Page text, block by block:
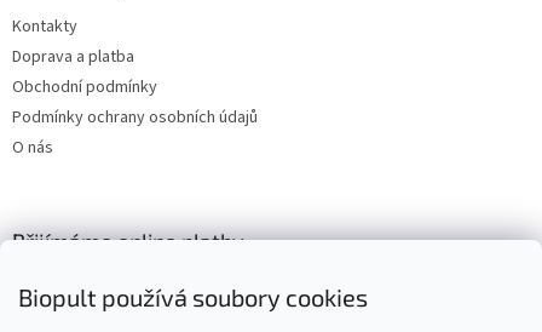
Biopult používá soubory cookies
Kontakty
Doprava a platba
Obchodní podmínky
Podmínky ochrany osobních údajů
O nás
Přijímáme online platby